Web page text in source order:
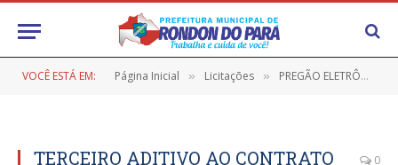
VOCÊ ESTÁ EM: Página Inicial » Licitações » PREGÃO ELETRÔNICO Nº 9/2022-043 (REGISTRO DE PREÇOS VISANDO FUTURA E EVENTUAL CONTRATAÇÃO DE EMPRESA PARA O FORNECIMENTO DE COMBUSTÍVEL)
TERCEIRO ADITIVO AO CONTRATO
0